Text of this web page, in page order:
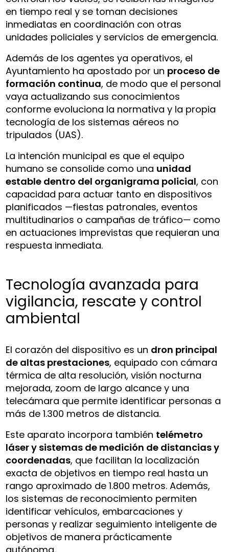
en tiempo real y se toman decisiones
inmediatas en coordinación con otras
unidades policiales y servicios de emergencia.
Además de los agentes ya operativos, el
Ayuntamiento ha apostado por un proceso de
formación continua, de modo que el personal
vaya actualizando sus conocimientos
conforme evoluciona la normativa y la propia
tecnología de los sistemas aéreos no
tripulados (UAS).
La intención municipal es que el equipo
humano se consolide como una unidad
estable dentro del organigrama policial, con
capacidad para actuar tanto en dispositivos
planificados —fiestas patronales, eventos
multitudinarios o campañas de tráfico— como
en actuaciones imprevistas que requieran una
respuesta inmediata.
Tecnología avanzada para
vigilancia, rescate y control
ambiental
El corazón del dispositivo es un dron principal
de altas prestaciones, equipado con cámara
térmica de alta resolución, visión nocturna
mejorada, zoom de largo alcance y una
telecámara que permite identificar personas a
más de 1.300 metros de distancia.
Este aparato incorpora también telémetro
láser y sistemas de medición de distancias y
coordenadas, que facilitan la localización
exacta de objetivos en tiempo real hasta un
rango aproximado de 1.800 metros. Además,
los sistemas de reconocimiento permiten
identificar vehículos, embarcaciones y
personas y realizar seguimiento inteligente de
objetivos de manera prácticamente